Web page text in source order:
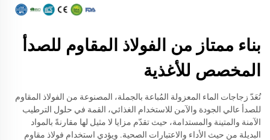
بناء ممتاز من الفولاذ المقاوم للصدأ
المخصص للأغذية
تُعَدّ زجاجات الماء المعزولة المُباعة بالجملة، المصنوعة من الفولاذ المقاوم
للصدأ عالي الجودة والآمن للاستخدام الغذائي، القمة في حلول الترطيب
الآمنة والمتينة والمستدامة، حيث تقدّم مزايا لا مثيل لها مقارنةً بالمواد
البديلة من حيث الأداء والاعتبارات الصحية. ويؤدي استخدام فولاذ مقاوم